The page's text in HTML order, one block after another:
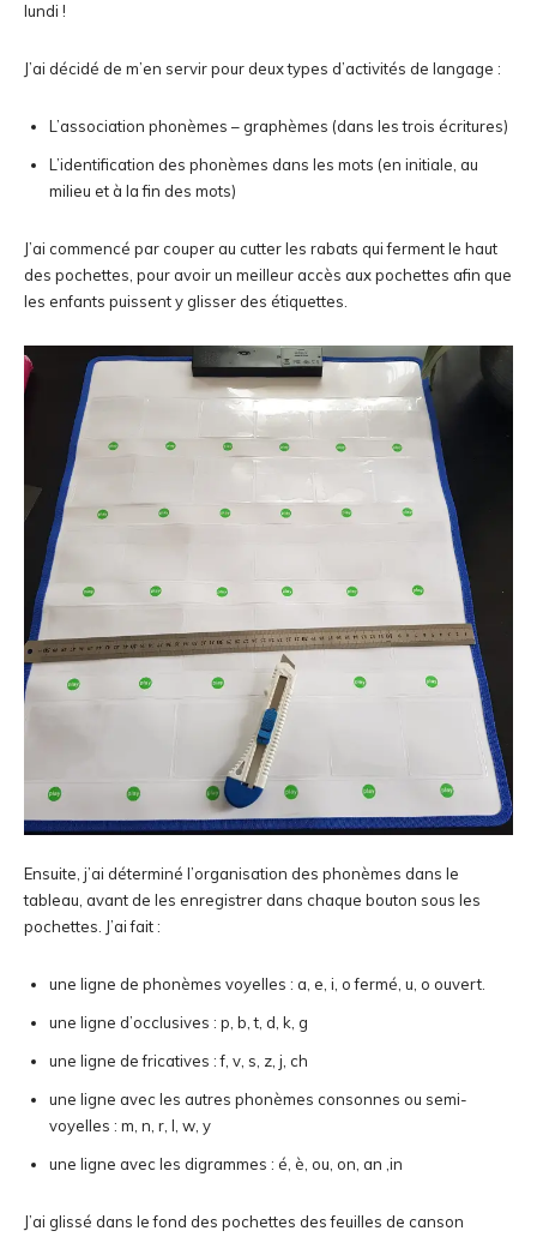
lundi !
J’ai décidé de m’en servir pour deux types d’activités de langage :
L’association phonèmes – graphèmes (dans les trois écritures)
L’identification des phonèmes dans les mots (en initiale, au
milieu et à la fin des mots)
J’ai commencé par couper au cutter les rabats qui ferment le haut
des pochettes, pour avoir un meilleur accès aux pochettes afin que
les enfants puissent y glisser des étiquettes.
Ensuite, j’ai déterminé l’organisation des phonèmes dans le
tableau, avant de les enregistrer dans chaque bouton sous les
pochettes. J’ai fait :
une ligne de phonèmes voyelles : a, e, i, o fermé, u, o ouvert.
une ligne d’occlusives : p, b, t, d, k, g
une ligne de fricatives : f, v, s, z, j, ch
une ligne avec les autres phonèmes consonnes ou semi-
voyelles : m, n, r, l, w, y
une ligne avec les digrammes : é, è, ou, on, an ,in
J’ai glissé dans le fond des pochettes des feuilles de canson